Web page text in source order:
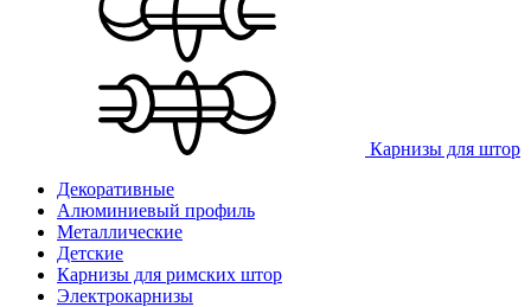
Карнизы для штор
Декоративные
Алюминиевый профиль
Металлические
Детские
Карнизы для римских штор
Электрокарнизы